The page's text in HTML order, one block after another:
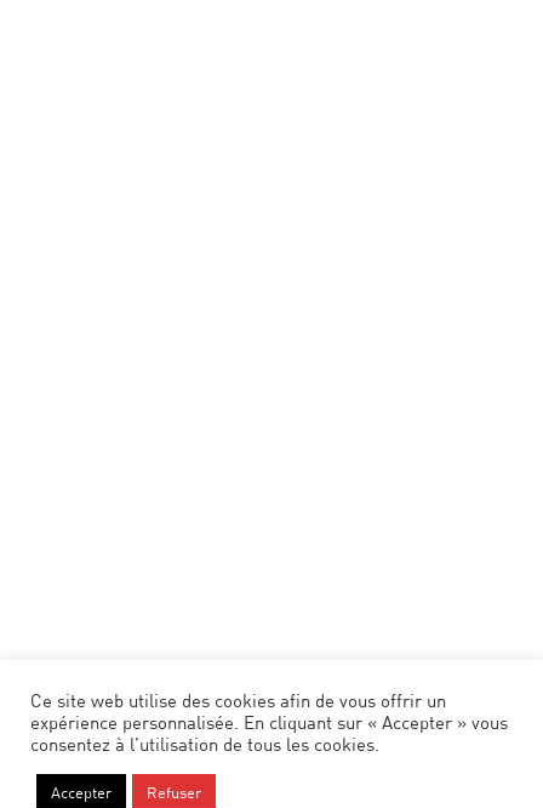
Ce site web utilise des cookies afin de vous offrir un
expérience personnalisée. En cliquant sur « Accepter » vous
consentez à l’utilisation de tous les cookies.
Accepter Refuser